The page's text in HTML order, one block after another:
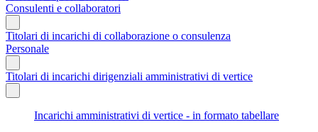
Consulenti e collaboratori
Titolari di incarichi di collaborazione o consulenza
Personale
Titolari di incarichi dirigenziali amministrativi di vertice
Incarichi amministrativi di vertice - in formato tabellare